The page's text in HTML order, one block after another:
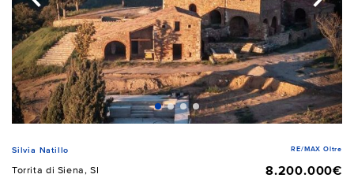
Silvia Natillo RE/MAX Oltre
Torrita di Siena, SI
8.200.000€